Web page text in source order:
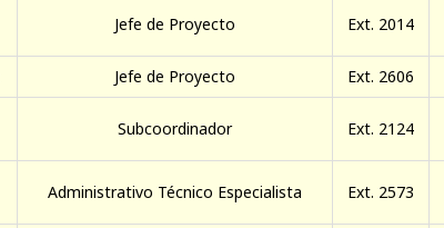
Jefe de Proyecto Ext. 2014
Jefe de Proyecto Ext. 2606
Subcoordinador Ext. 2124
Administrativo Técnico Especialista Ext. 2573